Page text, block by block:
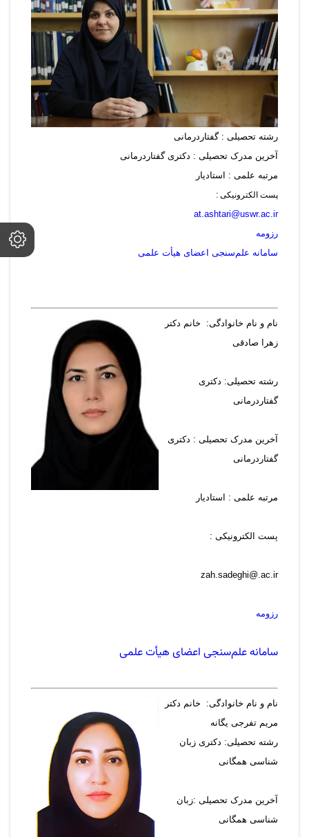
رشته تحصیلی : گفتاردرمانی
آخرین مدرک تحصیلی : دکتری گفتاردرمانی
مرتبه علمی : استادیار
پست الکترونیکی :
at.ashtari@uswr.ac.ir
رزومه
سامانه علم‌سنجی اعضای هیأت علمی
نام و نام خانوادگی: خانم دکتر
زهرا صادقی
رشته تحصیلی: دکتری
گفتاردرمانی
آخرین مدرک تحصیلی : دکتری
گفتاردرمانی
مرتبه علمی : استادیار
پست الکترونیکی :
zah.sadeghi@.ac.ir
رزومه
سامانه علم‌سنجی اعضای هیأت علمی
نام و نام خانوادگی: خانم دکتر
مریم تفرجی یگانه
رشته تحصیلی: دکتری زبان
شناسی همگانی
آخرین مدرک تحصیلی :زبان
شناسی همگانی